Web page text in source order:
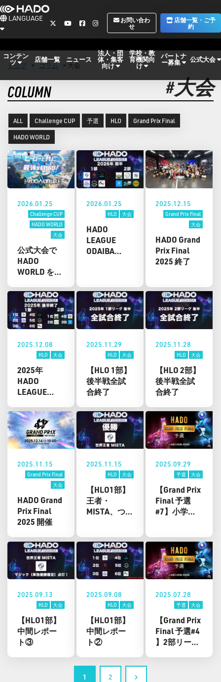
LANGUAGE
お問い合わ
せ
店舗一覧・ご予
約
コンテン
ツ 店舗一覧 ニュース
法人・団
体・集客
向け
学校・教
育機関向
け
パートナ
ー募集 公式大会
トップ > コラム > 大会
COLUMN #大会
ALL Challenge CUP 予選 HLO Grand Prix Final
HADO WORLD
2026.01.25
Challenge CUP
HADO WORLD
大会
公式大会で
HADO
WORLD を正
て導入！
2026.01.25
HLO 大会
HADO
LEAGUE
ODAIBA
2025.12.15
Grand Prix Final
大会
HADO Grand
Prix Final
2025 終了
2025.12.08
HLO 大会
2025年
HADO
LEAGUE
2025.11.29
HLO 大会
【HLO 1部】
後半戦全試
合終了
2025.11.28
HLO 大会
【HLO 2部】
後半戦全試
合終了
2025.11.15
Grand Prix Final
大会
HADO Grand
Prix Final
2025 開催
2025.11.15
HLO 大会
【HLO1部】
王者・
MISTA、つい
2025.09.29
予選 大会
【Grand Prix
Final 予選
#7】小学生
躍進！？未
来を変える
一戦に！！
2025.09.13
HLO 大会
【HLO1部】
中間レポー
ト③
2025.09.08
HLO 大会
【HLO1部】
中間レポー
ト②
2025.07.28
予選 大会
【Grand Prix
Final 予選#4
】2部リーグ
1 2